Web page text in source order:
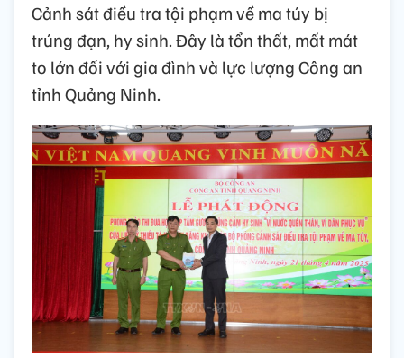
Cảnh sát điều tra tội phạm về ma túy bị
trúng đạn, hy sinh. Đây là tổn thất, mất mát
to lớn đối với gia đình và lực lượng Công an
tỉnh Quảng Ninh.